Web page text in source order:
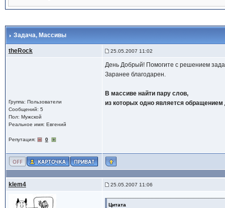
Задача, Массивы
theRock 25.05.2007 11:02
Группа: Пользователи
Сообщений: 5
Пол: Мужской
Реальное имя: Евгений
Репутация: 0
День Добрый! Помогите с решением
Заранее благодарен.
В массиве найти пару слов,
из которых одно является обращением
klem4 25.05.2007 11:06
Цитата